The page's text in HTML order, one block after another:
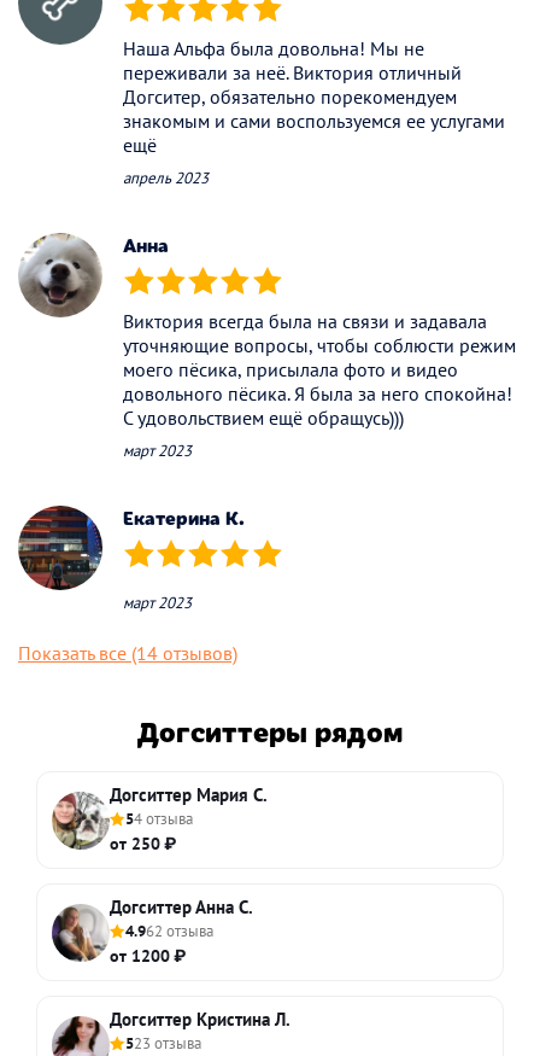
(*) (*) (*) (*) (*)
Наша Альфа была довольна! Мы не
переживали за неё. Виктория отличный
Догситер, обязательно порекомендуем
знакомым и сами воспользуемся ее услугами
ещё
апрель 2023
Анна
(*) (*) (*) (*) (*)
Виктория всегда была на связи и задавала
уточняющие вопросы, чтобы соблюсти режим
моего пёсика, присылала фото и видео
довольного пёсика. Я была за него спокойна!
С удовольствием ещё обращусь)))
март 2023
Екатерина К.
(*) (*) (*) (*) (*)
март 2023
Показать все (14 отзывов)
Догситтеры рядом
Догситтер Мария С.
54 отзыва
от 250 ₽
Догситтер Анна С.
4.962 отзыва
от 1200 ₽
Догситтер Кристина Л.
523 отзыва